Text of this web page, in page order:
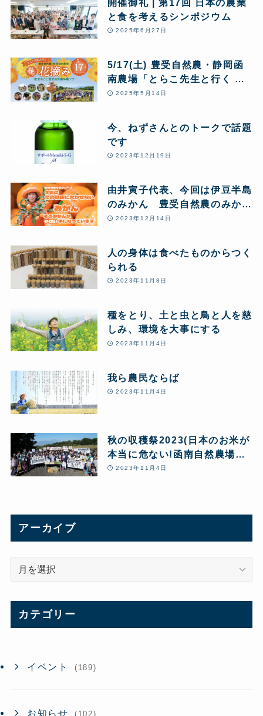
開催御礼 | 第17回 日本の農業
と食を考えるシンポジウム
2025年6月27日
5/17(土) 豊受自然農・静岡函
南農場「とらこ先生と行く 春
の花摘みツアー」1日まるごと
2025年5月14日
今、ねずさんとのトークで話題
です
2023年12月19日
由井寅子代表、今回は伊豆半島
のみかん 豊受自然農のみかん
農場からお送りします♪
2023年12月14日
人の身体は食べたものからつく
られる
2023年11月8日
種をとり、土と虫と鳥と人を慈
しみ、環境を大事にする
2023年11月4日
我ら農民ならば
2023年11月4日
秋の収穫祭2023(日本のお米が
本当に危ない!函南自然農場か
ら緊急アピールを行いました)
2023年11月4日
アーカイブ
ブ
カテゴリー
イベント (189)
お知らせ (102)